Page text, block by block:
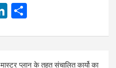
Li
ke ar
e
प्लान के तहत संचालित कार्यो का